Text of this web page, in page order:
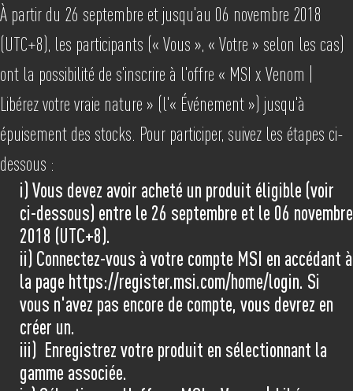
À partir du 26 septembre et jusqu'au 06 novembre 2018
(UTC+8), les participants (« Vous », « Votre » selon les cas)
ont la possibilité de s'inscrire à l'offre « MSI x Venom |
Libérez votre vraie nature » (l'« Événement ») jusqu'à
épuisement des stocks. Pour participer, suivez les étapes ci-
dessous :
i) Vous devez avoir acheté un produit éligible (voir
ci-dessous) entre le 26 septembre et le 06 novembre
2018 (UTC+8).
ii) Connectez-vous à votre compte MSI en accédant à
la page https://register.msi.com/home/login. Si
vous n'avez pas encore de compte, vous devrez en
créer un.
iii) Enregistrez votre produit en sélectionnant la
gamme associée.